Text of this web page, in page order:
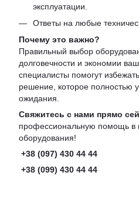
эксплуатации.
Ответы на любые
Почему это важно?
Правильный выбор
долговечности и экономии
специалисты помогут
решение, которое полностью
ожидания.
Свяжитесь с нами прямо
профессиональную помощь в
оборудования!
+38 (097) 430 44 44
+38 (099) 430 44 44